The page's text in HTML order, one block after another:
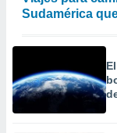
Sudamérica